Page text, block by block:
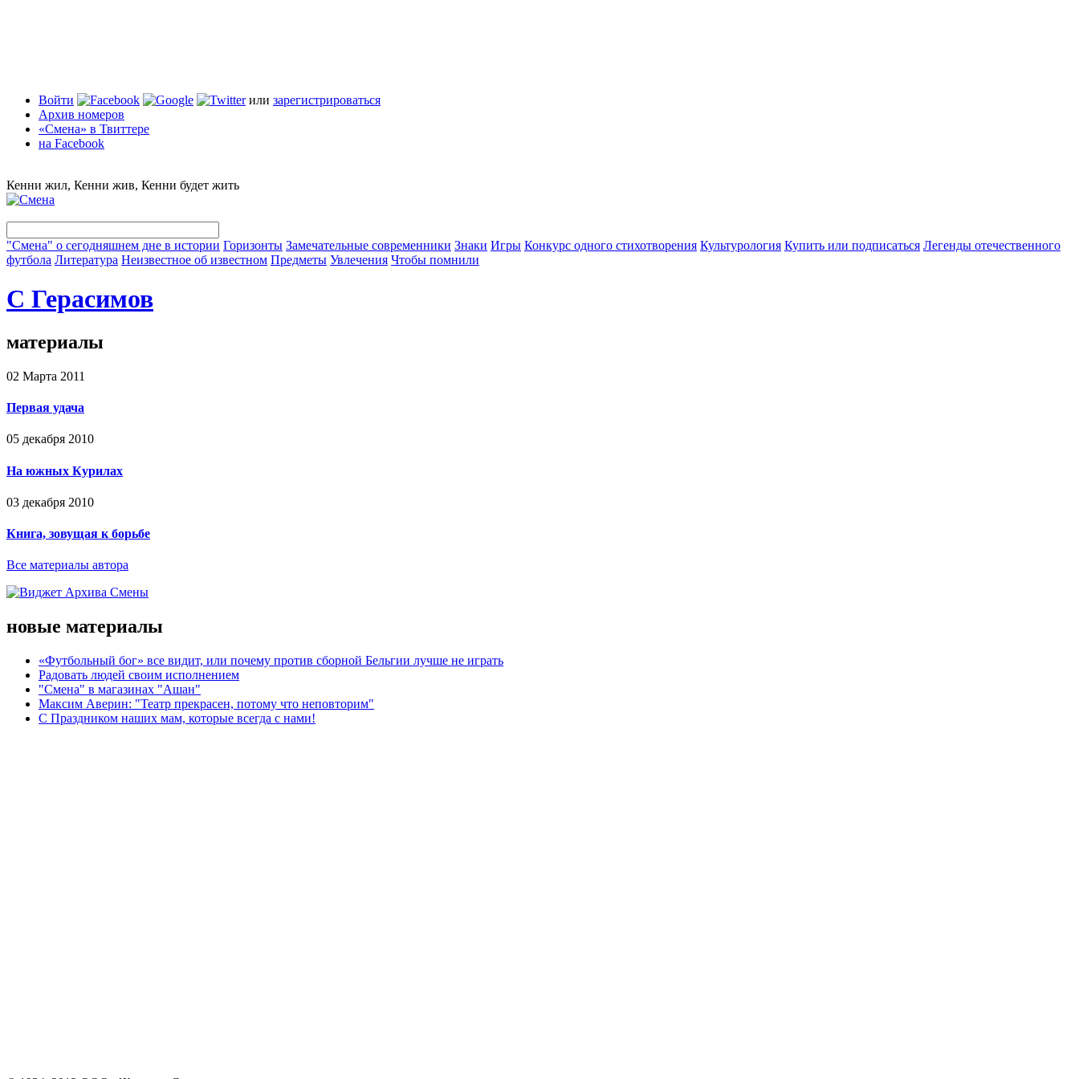
Войти или зарегистрироваться
Архив номеров
«Смена» в Твиттере
на Facebook
Кенни жил, Кенни жив, Кенни будет жить
"Смена" о сегодняшнем дне в истории Горизонты Замечательные современники Знаки Игры Конкурс одного стихотворения Культурология Купить или подписаться Легенды отечественного
футбола Литература Неизвестное об известном Предметы Увлечения Чтобы помнили
С Герасимов
материалы
02 Марта 2011
Первая удача
05 декабря 2010
На южных Курилах
03 декабря 2010
Книга, зовущая к борьбе
Все материалы автора
новые материалы
«Футбольный бог» все видит, или почему против сборной Бельгии лучше не играть
Радовать людей своим исполнением
"Смена" в магазинах "Ашан"
Максим Аверин: "Театр прекрасен, потому что неповторим"
С Праздником наших мам, которые всегда с нами!